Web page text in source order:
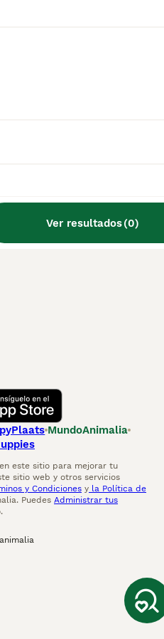
Ver resultados(0)
MundoAnimalia
este sitio para mejorar tu
sitio web y otros servicios
y Condiciones y la Política de
Puedes Administrar tus